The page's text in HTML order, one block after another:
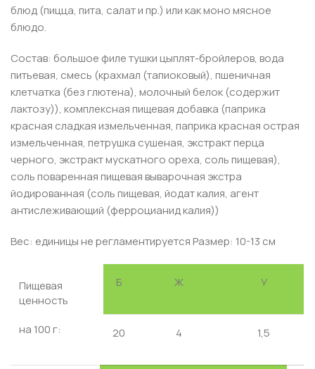
блюд (пицца, пита, салат и пр.) или как моно мясное
блюдо.
Состав: большое филе тушки цыплят-бройлеров, вода
питьевая, смесь (крахмал (тапиоковый), пшеничная
клетчатка (без глютена), молочный белок (содержит
лактозу)), комплексная пищевая добавка (паприка
красная сладкая измельченная, паприка красная острая
измельченная, петрушка сушеная, экстракт перца
черного, экстракт мускатного ореха, соль пищевая),
соль поваренная пищевая выварочная экстра
йодированная (соль пищевая, йодат калия, агент
антислеживающий (ферроцианид калия))
Вес: единицы не регламентируется Размер: 10-13 см
Пищевая
ценность
на 100г:
Б Ж У
20 4 1,5